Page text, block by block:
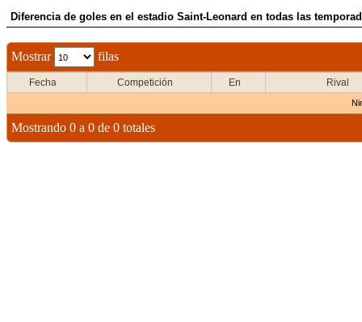
Diferencia de goles en el estadio Saint-Leonard en todas las
Mostrar filas
Fecha Competición En Rival
Mostrando 0 a 0 de 0 totales